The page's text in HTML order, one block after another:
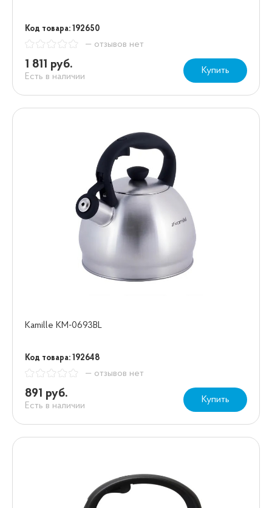
Код товара: 192650
— отзывов нет
1 811 руб.
Есть в наличии
Купить
Kamille KM-0693BL
Код товара: 192648
— отзывов нет
891 руб.
Есть в наличии
Купить